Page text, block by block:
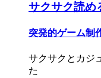
サクサク読め
突発的ゲーム制
サクサクとカジ
た